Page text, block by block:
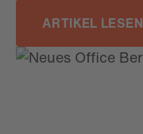
ARTIKEL LESEN